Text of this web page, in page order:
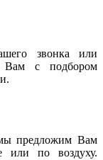
звонка или
Вам с подбором
предложим Вам
или по воздуху.